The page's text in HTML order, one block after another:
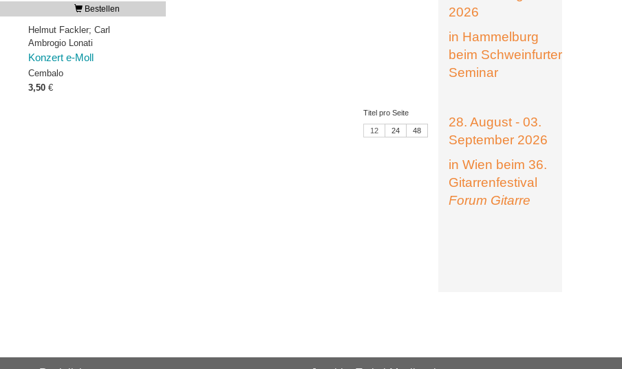
Bestellen
Helmut Fackler; Carl
Ambrogio Lonati
Konzert e-Moll
Cembalo
3,50 €
Titel pro Seite
12 24 48
2026
in Hammelburg
beim Schweinfurter
Seminar
28. August - 03.
September 2026
in Wien beim 36.
Gitarrenfestival
Forum Gitarre